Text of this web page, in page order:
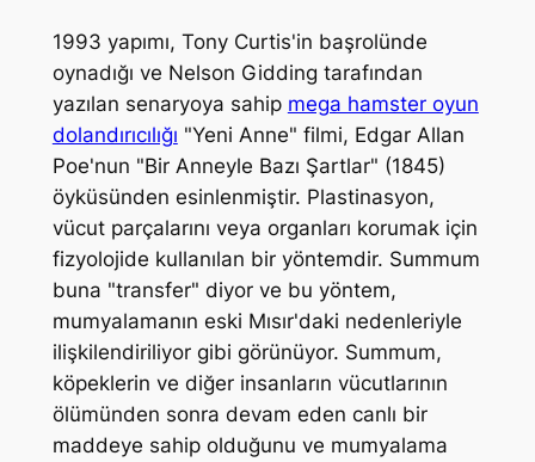
1993 yapımı, Tony Curtis'in başrolünde
oynadığı ve Nelson Gidding tarafından
yazılan senaryoya sahip mega hamster oyun
dolandırıcılığı "Yeni Anne" filmi, Edgar Allan
Poe'nun "Bir Anneyle Bazı Şartlar" (1845)
öyküsünden esinlenmiştir. Plastinasyon,
vücut parçalarını veya organları korumak için
fizyolojide kullanılan bir yöntemdir. Summum
buna "transfer" diyor ve bu yöntem,
mumyalamanın eski Mısır'daki nedenleriyle
ilişkilendiriliyor gibi görünüyor. Summum,
köpeklerin ve diğer insanların vücutlarının
ölümünden sonra devam eden canlı bir
maddeye sahip olduğunu ve mumyalama